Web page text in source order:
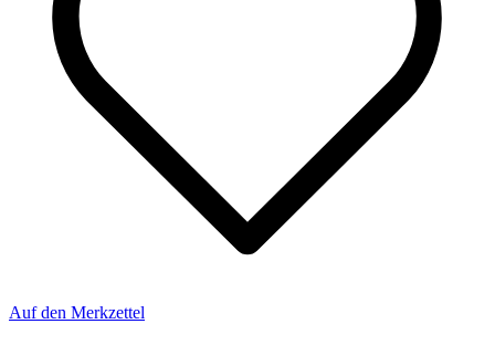
Auf den Merkzettel